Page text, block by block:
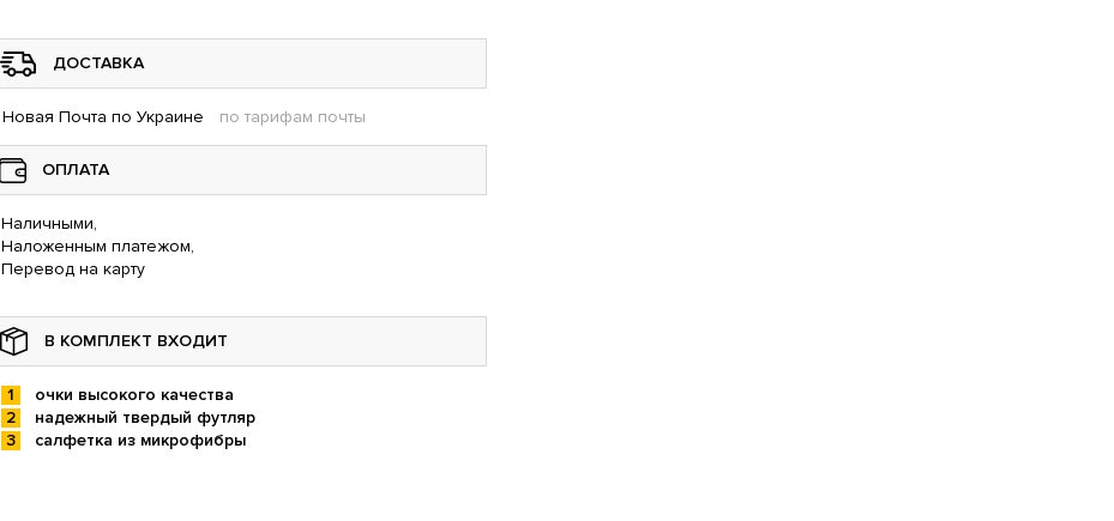
ДОСТАВКА
Новая Почта по Украине по тарифам почты
ОПЛАТА
Наличными,
Наложенным платежом,
Перевод на карту
В КОМПЛЕКТ ВХОДИТ
очки высокого качества
надежный твердый футляр
салфетка из микрофибры